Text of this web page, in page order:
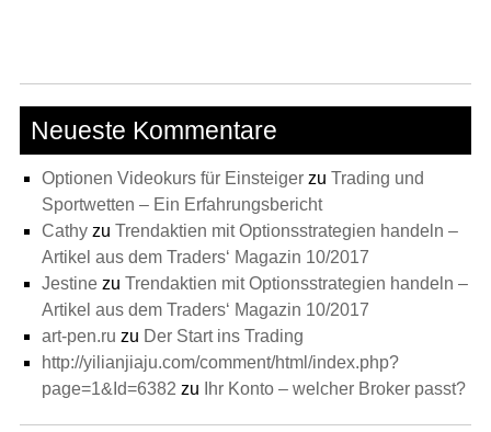
Neueste Kommentare
Optionen Videokurs für Einsteigerzu Trading und
Sportwetten – Ein Erfahrungsbericht
Cathyzu Trendaktien mit Optionsstrategien handeln –
Artikel aus dem Traders‘ Magazin 10/2017
Jestinezu Trendaktien mit Optionsstrategien handeln –
Artikel aus dem Traders‘ Magazin 10/2017
art-pen.ru zu Der Start ins Trading
http://yilianjiaju.com/comment/html/index.php?
page=1&Id=6382 zu Ihr Konto – welcher Broker passt?